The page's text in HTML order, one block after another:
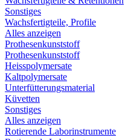
Sonstiges
Wachsfertigteile, Profile
Alles anzeigen
Prothesenkunststoff
Prothesenkunststoff
Heisspolymersate
Kaltpolymersate
Unterfütterungsmaterial
Küvetten
Sonstiges
Alles anzeigen
Rotierende Laborinstrumente